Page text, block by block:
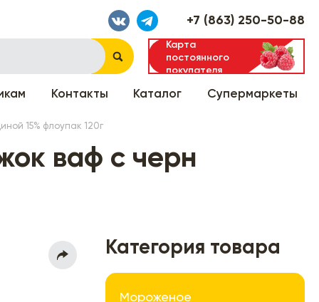
+7 (863) 250-50-88
Карта
постоянного
покупателя
Контакты Каталог Супермаркеты
15% флоупак 120г
ваф с черн
Категория товара
Мороженое